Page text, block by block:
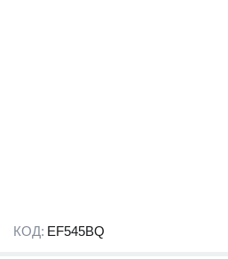
КОД: EF545BQ